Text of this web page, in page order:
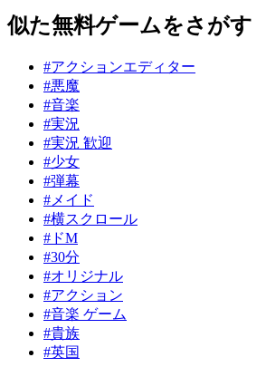
似た無料ゲームをさがす
#アクションエディター
#悪魔
#音楽
#実況
#実況 歓迎
#少女
#弾幕
#メイド
#横スクロール
#ドM
#30分
#オリジナル
#アクション
#音楽 ゲーム
#貴族
#英国